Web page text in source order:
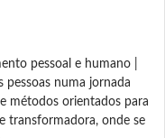
pessoal e humano |
pessoas numa jornada
métodos orientados para
transformadora, onde se